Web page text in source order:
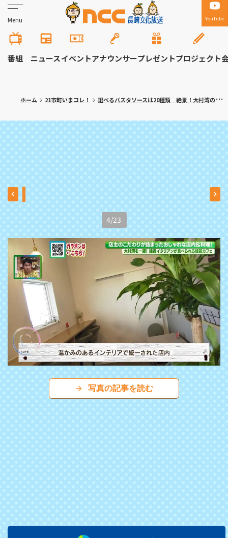
Menu YouTube
番組 ニュースイベントアナウンサープレゼントプロジェクト
ホーム 21市町いまコレ！ 選べるパスタソースは20種類 絶景！大村湾のイタリアンカフェ 川棚町「アッコリエンテ・カフェ」
4/23
写真の記事を読む